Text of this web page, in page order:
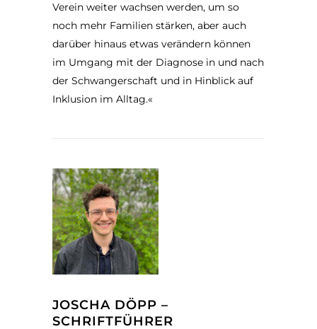
Verein weiter wachsen werden, um so
noch mehr Familien stärken, aber auch
darüber hinaus etwas verändern können
im Umgang mit der Diagnose in und nach
der Schwangerschaft und in Hinblick auf
Inklusion im Alltag.«
JOSCHA DÖPP –
SCHRIFTFÜHRER